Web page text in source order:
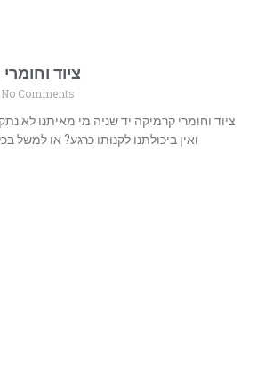
ציוד
No Comments
ציוד וחומרי קרמיקה יד שניה מי מאיתנו לא
ואין ביכולתנו לקנותו כרגע? או למשל